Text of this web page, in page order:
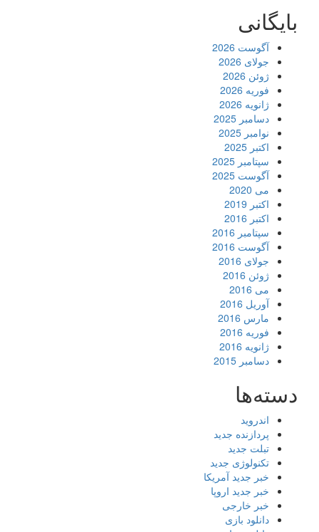
بایگانی
آگوست 2026
جولای 2026
ژوئن 2026
فوریه 2026
ژانویه 2026
دسامبر 2025
نوامبر 2025
اکتبر 2025
سپتامبر 2025
آگوست 2025
می 2020
اکتبر 2019
اکتبر 2016
سپتامبر 2016
آگوست 2016
جولای 2016
ژوئن 2016
می 2016
آوریل 2016
مارس 2016
فوریه 2016
ژانویه 2016
دسامبر 2015
دسته‌ها
اندروید
پردازنده جدید
تبلت جدید
تکنولوژی جدید
خبر جدید آمریکا
خبر جدید اروپا
خبر خارجی
دانلود بازی